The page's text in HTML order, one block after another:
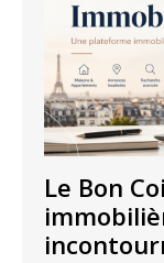
Le Bon